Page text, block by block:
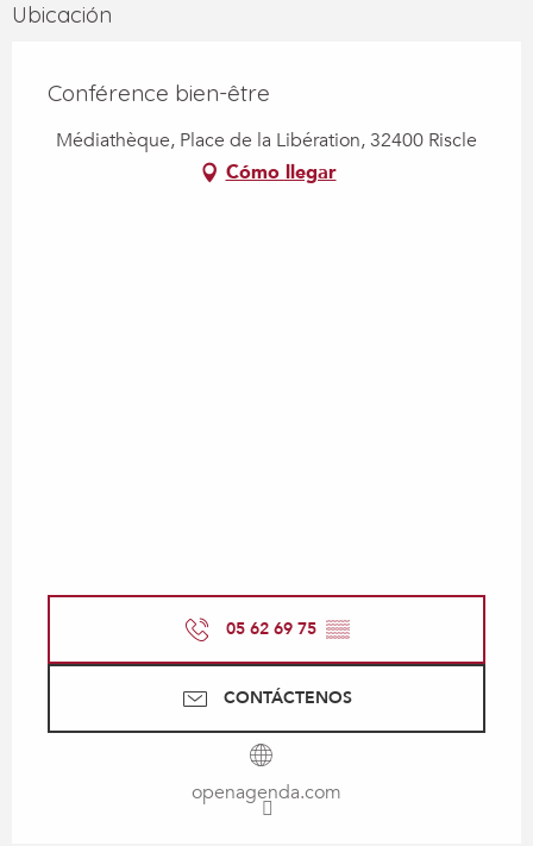
Ubicación
Conférence bien-être
Médiathèque, Place de la Libération, 32400 Riscle
Cómo llegar
05 62 69 75 ▒▒
CONTÁCTENOS
openagenda.com